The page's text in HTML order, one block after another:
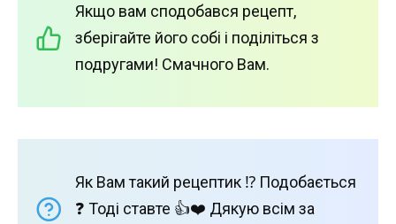
Якщо вам сподобався рецепт,
зберігайте його собі і поділіться з
подругами! Смачного Вам.
Як Вам такий рецептик ⁉️ Подобається
❓ Тоді ставте 👍❤️ Дякую всім за